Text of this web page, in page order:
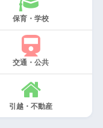
保育・学校
交通・公共
引越・不動産